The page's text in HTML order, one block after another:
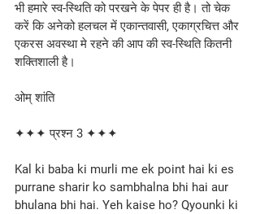
भी हमारे स्व-स्थिति को परखने के पेपर ही है। तो चेक
करें कि अनेको हलचल में एकान्तवासी, एकाग्रचित्त और
एकरस अवस्था मे रहने की आप की स्व-स्थिति कितनी
शक्तिशाली है।
ओम् शांति
✦✦✦ प्रश्न 3 ✦✦✦
Kal ki baba ki murli me ek point hai ki es
purrane sharir ko sambhalna bhi hai aur
bhulana bhi hai. Yeh kaise ho? Qyounki ki